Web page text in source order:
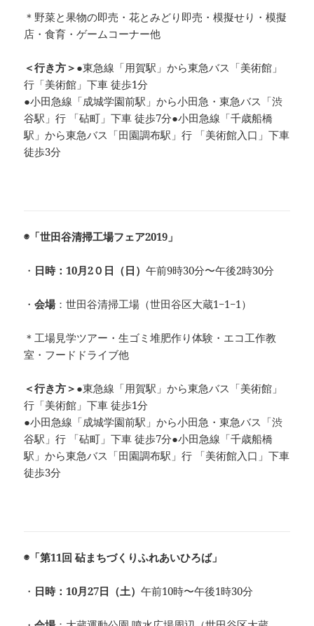
＊野菜と果物の即売・花とみどり即売・模擬せり・模擬
店・食育・ゲームコーナー他
＜行き方＞ ●東急線「用賀駅」から東急バス「美術館」
行「美術館」下車 徒歩1分
●小田急線「成城学園前駅」から小田急・東急バス「渋
谷駅」行 「砧町」下車 徒歩7分●小田急線「千歳船橋
駅」から東急バス「田園調布駅」行 「美術館入口」下車
徒歩3分
◉「世田谷清掃工場フェア2019 」
・ 日時：10月2０日（日）午前9時30分〜午後2時30分
・会場：世田谷清掃工場（世田谷区大蔵1−1−1）
＊工場見学ツアー・生ゴミ堆肥作り体験・エコ工作教
室・フードドライブ他
＜行き方＞ ●東急線「用賀駅」から東急バス「美術館」
行「美術館」下車 徒歩1分
●小田急線「成城学園前駅」から小田急・東急バス「渋
谷駅」行 「砧町」下車 徒歩7分●小田急線「千歳船橋
駅」から東急バス「田園調布駅」行 「美術館入口」下車
徒歩3分
◉「第11回 砧まちづくりふれあいひろば」
・ 日時：10月27日（土）午前10時〜午後1時30分